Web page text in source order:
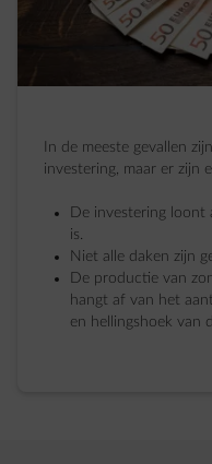
In de meeste gevallen
investering, maar er zijn
De investering loont
is.
Niet alle daken zijn
De productie van
hangt af van het
en hellingshoek van